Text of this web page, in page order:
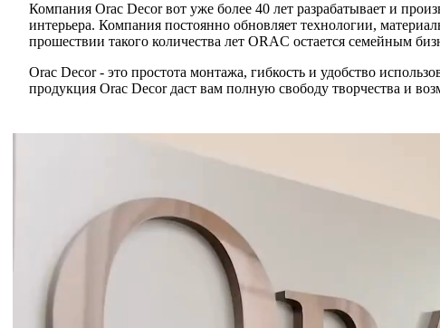
Компания Orac Decor вот уже более 40 лет разрабатывает и
интерьера. Компания постоянно обновляет технологии,
прошествии такого количества лет ORAC остается семейным
Orac Decor - это простота монтажа, гибкость и удобство
продукция Orac Decor даст вам полную свободу творчества и